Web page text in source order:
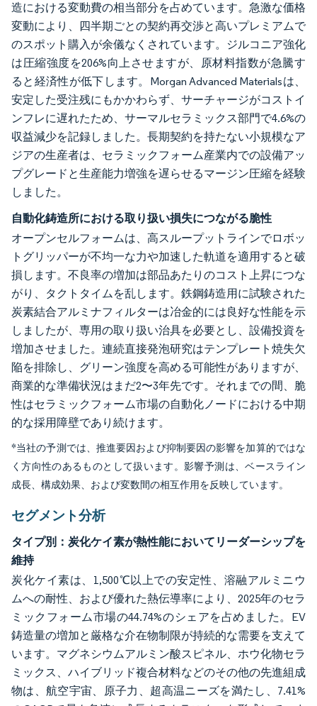
造における変動費の相当部分を占めています。急激な価格
変動により、四半期ごとの契約再交渉と高いプレミアムで
のスポット購入が余儀なくされています。ジルコニア強化
は圧縮強度を206%向上させますが、原材料指数が急騰す
ると経済性が低下します。Morgan Advanced Materialsは、
安定した受注残にもかかわらず、サーチャージがコストイ
ンフレに遅れたため、サーマルセラミックス部門で4.6%の
収益減少を記録しました。長期契約を持たない小規模なア
ジアの生産者は、セラミックフォーム産業内での設備アッ
プグレードと生産能力増強を遅らせるマージン圧縮を経験
しました。
自動化鋳造所における取り扱い損失につながる脆性
オープンセルフォームは、高スループットラインでロボッ
トグリッパーが不均一な力や加速した軌道を適用すると破
損します。不良率の増加は部品あたりのコスト上昇につな
がり、タクトタイムを乱します。鉄鋼鋳造用に試験された
炭素結合アルミナフィルターは冶金的には良好な性能を示
しましたが、専用の取り扱い治具を必要とし、設備投資を
増加させました。連続直接発泡研究はテンプレート焼失欠
陥を排除し、グリーン強度を高める可能性がありますが、
商業的な準備状況はまだ2〜3年先です。それまでの間、脆
性はセラミックフォーム市場の自動化ノードにおける中期
的な採用障壁であり続けます。
*当社の予測では、推進要因および抑制要因の影響を加算的ではな
く方向性のあるものとして扱います。影響予測は、ベースライン
成長、構成効果、および変数間の相互作用を反映しています。
セグメント分析
タイプ別：炭化ケイ素が熱性能においてリーダーシップを
維持
炭化ケイ素は、1,500℃以上での安定性、溶融アルミニウ
ムへの耐性、および優れた熱伝導率により、2025年のセラ
ミックフォーム市場の44.74%のシェアを占めました。EV
鋳造量の増加と厳格な介在物制限が持続的な需要を支えて
います。マグネシウムアルミン酸スピネル、ホウ化物セラ
ミックス、ハイブリッド複合材料などのその他の先進組成
物は、航空宇宙、原子力、超高温ニーズを満たし、7.41%